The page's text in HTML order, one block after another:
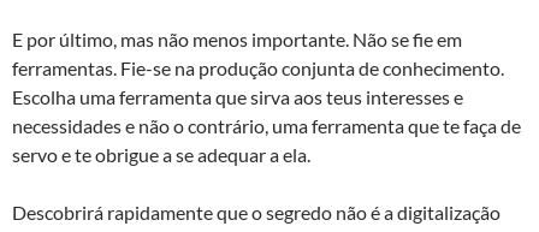
E por último, mas não menos importante. Não se fie em
ferramentas. Fie-se na produção conjunta de conhecimento.
Escolha uma ferramenta que sirva aos teus interesses e
necessidades e não o contrário, uma ferramenta que te faça de
servo e te obrigue a se adequar a ela.
Descobrirá rapidamente que o segredo não é a digitalização